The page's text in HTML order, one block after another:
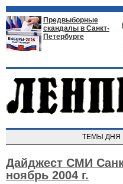
Предвыборные
скандалы в Санкт-
Петербурге
ТЕМЫ ДНЯ
Дайджест СМИ
ноябрь 2004 г.